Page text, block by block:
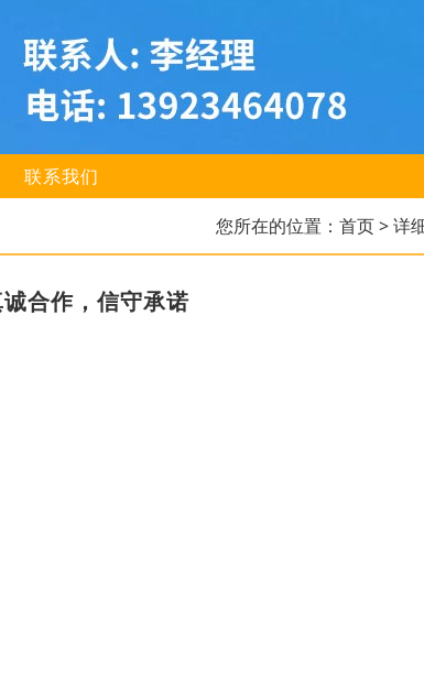
联系我们
您所在的位置： 首页> 详
合作，信守承诺